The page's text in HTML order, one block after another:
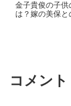
金子貴俊の子
は？嫁の美保
コメント